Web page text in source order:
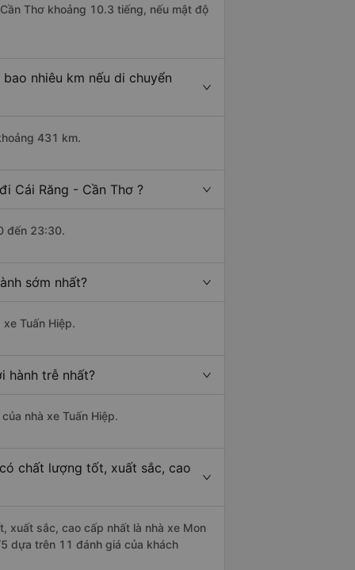
Thơ khoảng 10.3 tiếng, nếu mật độ
nhiêu km nếu di chuyển
431 km.
Cái Răng - Cần Thơ ?
đến 23:30.
sớm nhất?
Tuấn Hiệp.
hành trễ nhất?
nhà xe Tuấn Hiệp.
chất lượng tốt, xuất sắc, cao
xuất sắc, cao cấp nhất là nhà xe Mon
dựa trên 11 đánh giá của khách